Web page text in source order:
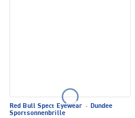
Red Bull Spect Eyewear · Dundee
Sportsonnenbrille